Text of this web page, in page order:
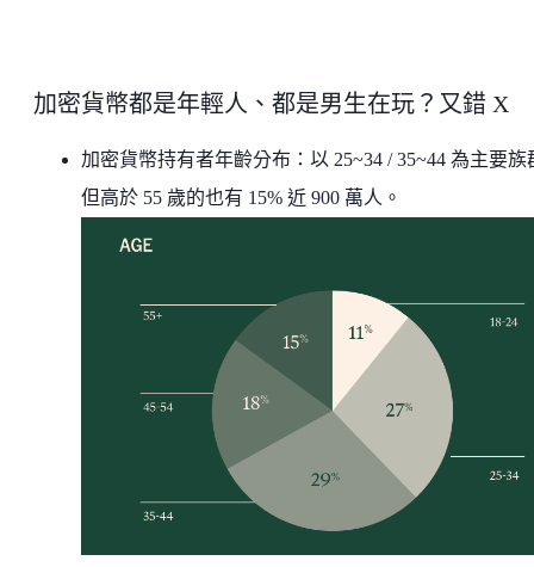
加密貨幣都是年輕人、都是男生在玩？又錯 X
加密貨幣持有者年齡分布：以 25~34 / 35~44 為主要族
但高於 55 歲的也有 15% 近 900 萬人。